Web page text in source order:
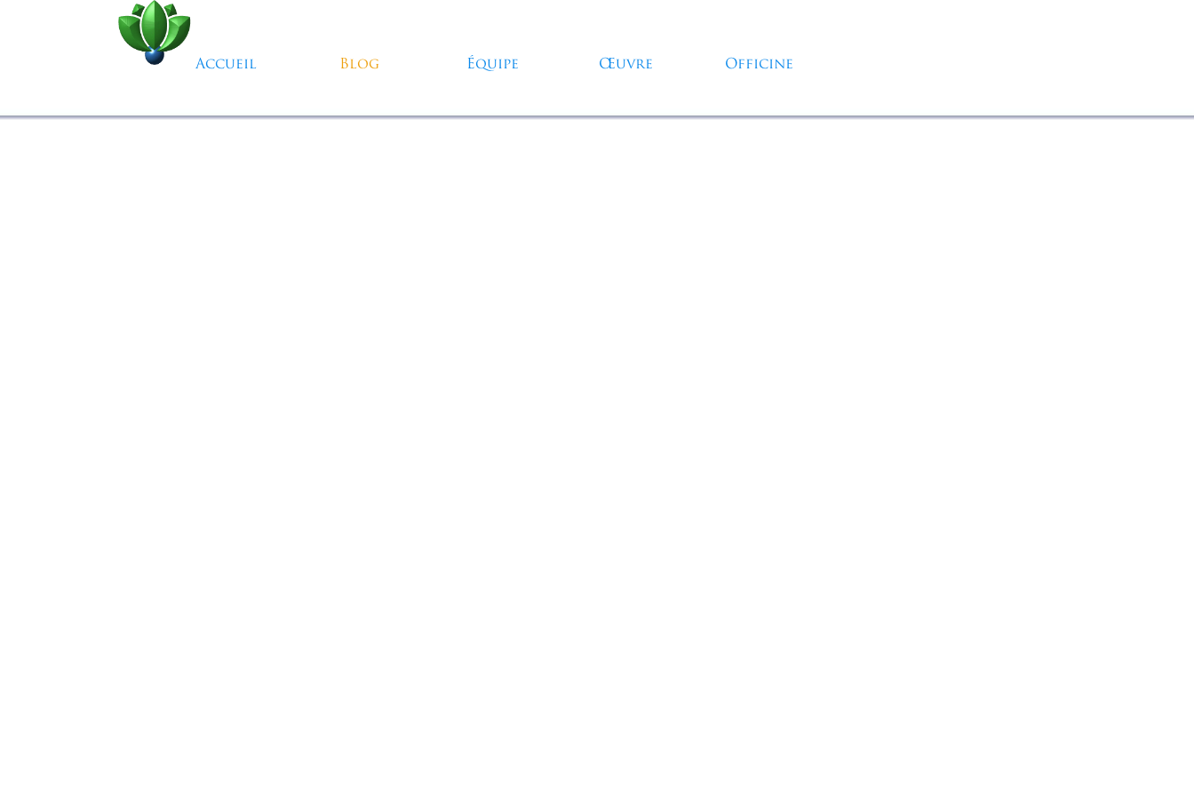
Accueil Blog ▼
Équipe ▼
Œuvre ▼
Officine